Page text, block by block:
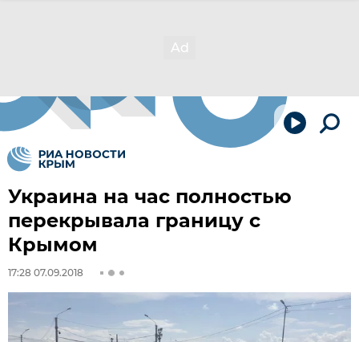
Украина на час полностью
перекрывала границу с
Крымом
17:28 07.09.2018